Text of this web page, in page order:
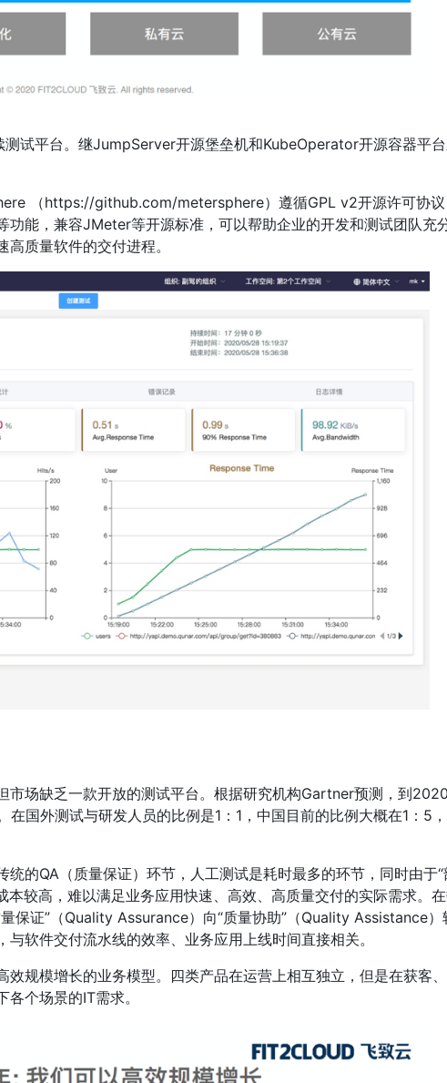
试平台。继JumpServer开源堡垒机和KubeOperator开源容器平
（https://github.com/metersphere）遵循GPL v2开源许可协议
功能，兼容JMeter等开源标准，可以帮助企业的开发和测试团队充
质量软件的交付进程。
市场缺乏一款开放的测试平台。根据研究机构Gartner预测，到2020
国外测试与研发人员的比例是1：1，中国目前的比例大概在1：5
的QA（质量保证）环节，人工测试是耗时最多的环节，同时由于“
本较高，难以满足业务应用快速、高效、高质量交付的实际需求。
保证”（Quality Assurance）向“质量协助”（Quality Assistance）
软件交付流水线的效率、业务应用上线时间直接相关。
规模增长的业务模型。四类产品在运营上相互独立，但是在获客
个场景的IT需求。